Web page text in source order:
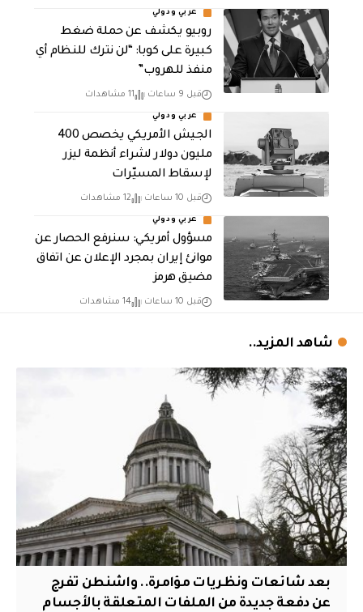
عربي ودولي
روبيو يكشف عن حملة ضغط
كبيرة على كوبا: “لن نترك للنظام أي
منفذ للهروب”
قبل 9 ساعات 11 مشاهدات
عربي ودولي
الجيش الأمريكي يخصص 400
مليون دولار لشراء أنظمة ليزر
لإسقاط المسيّرات
قبل 10 ساعات 12 مشاهدات
عربي ودولي
مسؤول أمريكي: سنرفع الحصار عن
موانئ إيران بمجرد الإعلان عن اتفاق
مضيق هرمز
قبل 10 ساعات 14 مشاهدات
شاهد المزيد..
بعد شائعات ونظريات مؤامرة.. واشنطن تفرج
عن دفعة جديدة من الملفات المتعلقة بالأجسام